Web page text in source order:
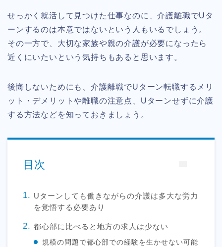
せっかく就活して見つけた仕事なのに、介護離職でUタ
ーンするのは本意ではないという人もいるでしょう。
その一方で、大切な家族や親の介護が必要になったら
近くにいたいという気持ちもあると思います。
後悔しないためにも、介護離職でUターン転職するメリ
ット・デメリットや離職の注意点、Uターンせずに介護
する方法などを知っておきましょう。
目次
Uターンしても働きながらの介護は多大な労力
を覚悟する必要あり
都心部に比べると地方の求人は少ない
規模の問題で都心部での経験を生かせない可能